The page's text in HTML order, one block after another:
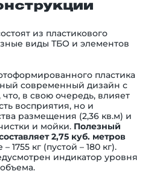
из пластикового
виды ТБО и элементов
пластика
современный дизайн с
в свою очередь, влияет
восприятия, но и
размещения (2,36 кв.м) и
и мойки. Полезный
2,75 куб. метров
кг (пустой – 180 кг).
индикатор уровня